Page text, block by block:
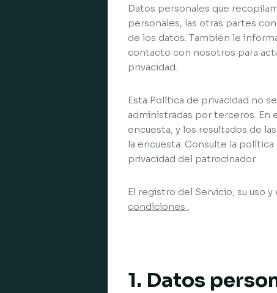
Datos personales que
personales, las otras partes
de los datos. También le
contacto con nosotros para
privacidad.
Esta Política de privacidad no
administradas por terceros. En
encuesta, y los resultados de
la encuesta. Consulte la
privacidad del patrocinador.
El registro del Servicio, su uso
condiciones .
1. Datos